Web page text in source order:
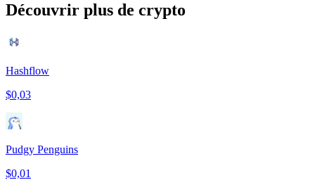
Découvrir plus de crypto
Hashflow
$0,03
Pudgy Penguins
$0,01